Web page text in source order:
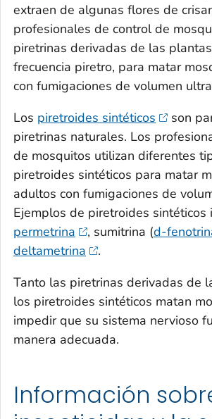
extraen de algunas flores de
profesionales de control de
piretrinas derivadas de las
frecuencia piretro, para matar
con fumigaciones de volumen
Los piretroides sintéticos
son
piretrinas naturales. Los
de mosquitos utilizan diferentes
piretroides sintéticos para matar
adultos con fumigaciones de
Ejemplos de piretroides sintéticos
permetrina
, sumitrina (d-
deltametrina
.
Tanto las piretrinas derivadas de
los piretroides sintéticos matan
impedir que su sistema nervioso
manera adecuada.
Información